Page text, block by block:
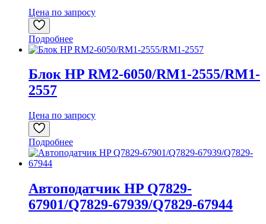
Цена по запросу
Подробнее
Блок HP RM2-6050/RM1-2555/RM1-
2557
Цена по запросу
Подробнее
Автоподатчик HP Q7829-
67901/Q7829-67939/Q7829-67944